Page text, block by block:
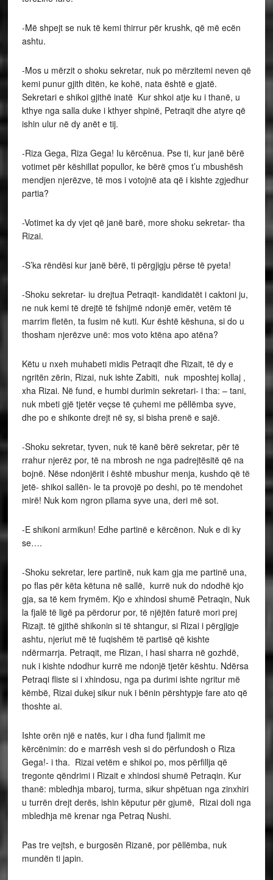
-Më shpejt se nuk të kemi thirrur për krushk, që më ecën
ashtu.
-Mos u mërzit o shoku sekretar, nuk po mërzitemi neven që
kemi punur gjith ditën, ke kohë, nata është e gjatë.
Sekretari e shikoi gjithë inatë Kur shkoi atje ku i thanë, u
kthye nga salla duke i kthyer shpinë, Petraqit dhe atyre që
ishin ulur në dy anët e tij.
-Riza Gega, Riza Gega! Iu kërcënua. Pse ti, kur janë bërë
votimet për këshillat popullor, ke bërë çmos t’u mbushësh
mendjen njerëzve, të mos i votojnë ata që i kishte zgjedhur
partia?
-Votimet ka dy vjet që janë barë, more shoku sekretar- tha
Rizai.
-S’ka rëndësi kur janë bërë, ti përgjigju përse të pyeta!
-Shoku sekretar- iu drejtua Petraqit- kandidatët i caktoni ju,
ne nuk kemi të drejtë të fshijmë ndonjë emër, vetëm të
marrim fletën, ta fusim në kuti. Kur është këshuna, si do u
thosham njerëzve unë: mos voto ktëna apo atëna?
Këtu u nxeh muhabeti midis Petraqit dhe Rizait, të dy e
ngritën zërin, Rizai, nuk ishte Zabiti, nuk mposhtej kollaj ,
xha Rizai. Në fund, e humbi durimin sekretari- i tha: – tani,
nuk mbeti gjë tjetër veçse të çuhemi me pëllëmba syve,
dhe po e shikonte drejt në sy, si bisha prenë e sajë.
-Shoku sekretar, tyven, nuk të kanë bërë sekretar, për të
rrahur njerëz por, të na mbrosh ne nga padrejtësitë që na
bojnë. Nëse ndonjërit i është mbushur menja, kushdo që të
jetë- shikoi sallën- le ta provojë po deshi, po të mendohet
mirë! Nuk kom ngron pllama syve una, deri më sot.
-E shikoni armikun! Edhe partinë e kërcënon. Nuk e di ky
se….
-Shoku sekretar, lere partinë, nuk kam gja me partinë una,
po flas për këta këtuna në sallë, kurrë nuk do ndodhë kjo
gja, sa të kem frymëm. Kjo e xhindosi shumë Petraqin, Nuk
la fjalë të ligë pa përdorur por, të njëjtën faturë mori prej
Rizajt. të gjithë shikonin si të shtangur, si Rizai i përgjigje
ashtu, njeriut më të fuqishëm të partisë që kishte
ndërmarrja. Petraqit, me Rizan, i hasi sharra në gozhdë,
nuk i kishte ndodhur kurrë me ndonjë tjetër kështu. Ndërsa
Petraqi fliste si i xhindosu, nga pa durimi ishte ngritur më
këmbë, Rizai dukej sikur nuk i bënin përshtypje fare ato që
thoshte ai.
Ishte orën një e natës, kur i dha fund fjalimit me
kërcënimin: do e marrësh vesh si do përfundosh o Riza
Gega!- i tha. Rizai vetëm e shikoi po, mos përfillja që
tregonte qëndrimi i Rizait e xhindosi shumë Petraqin. Kur
thanë: mbledhja mbaroj, turma, sikur shpëtuan nga zinxhiri
u turrën drejt derës, ishin këputur për gjumë, Rizai doli nga
mbledhja më krenar nga Petraq Nushi.
Pas tre vejtsh, e burgosën Rizanë, por pëllëmba, nuk
mundën ti japin.